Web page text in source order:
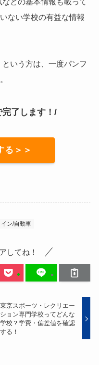
どの基本情報も載って
ない学校の有益な情報
という方は、一度パンフ
了します！/
る＞＞
ン/自動車
してね！
東京スポーツ・レクリエー
ション専門学校ってどんな
学校？学費・偏差値を確認
する！